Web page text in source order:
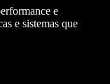
e
e sistemas que